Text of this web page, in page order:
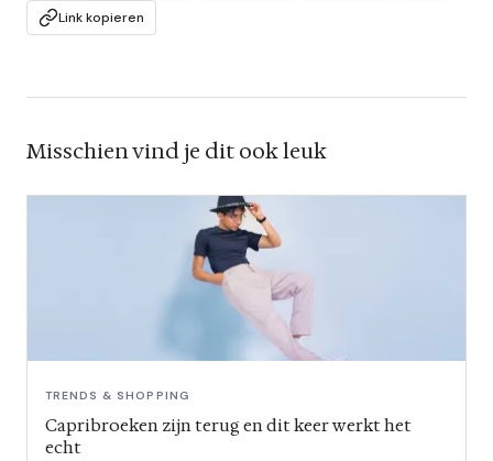
Link kopieren
Misschien vind je dit ook leuk
TRENDS & SHOPPING
Capribroeken zijn terug en dit keer werkt het
echt